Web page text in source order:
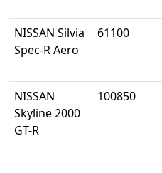
NISSAN Silvia
Spec-R Aero
61100
NISSAN
Skyline 2000
GT-R
100850